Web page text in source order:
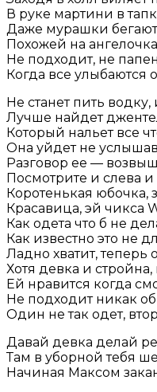
В руке мартини в
Даже мурашки
Похожей на
Не подходит, не
Когда все улыбаются
Не станет пить
Лучше найдет
Который нальет все
Она уйдет не
Разговор ее —
Посмотрите и слева и
Коротенькая юбочка,
Красавица, эй чикса
Как одета что б не
Как известно это не
Ладно хватит, теперь
Хотя девка и стройна,
Ей нравится когда
Не подходит никак
Один не так одет,
Давай девка делай
Там в уборной тебя
Начиная Максом